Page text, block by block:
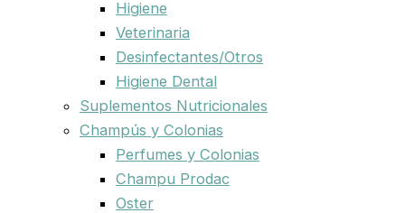
Higiene
Veterinaria
Desinfectantes/Otros
Higiene Dental
Suplementos Nutricionales
Champús y Colonias
Perfumes y Colonias
Champu Prodac
Oster